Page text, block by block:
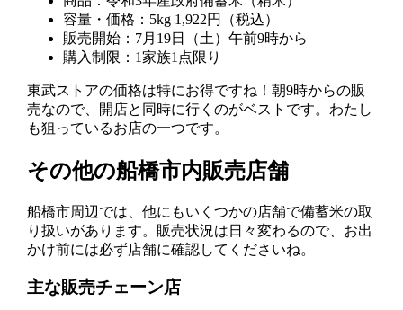
容量・価格：5kg 1,922円（税込）
販売開始：7月19日（土）午前9時から
購入制限：1家族1点限り
東武ストアの価格は特にお得ですね！朝9時からの販
売なので、開店と同時に行くのがベストです。わたし
も狙っているお店の一つです。
その他の船橋市内販売店舗
船橋市周辺では、他にもいくつかの店舗で備蓄米の取
り扱いがあります。販売状況は日々変わるので、お出
かけ前には必ず店舗に確認してくださいね。
主な販売チェーン店